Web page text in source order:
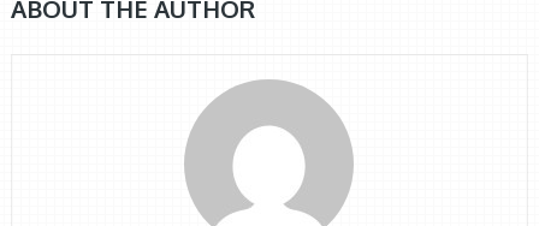
ABOUT THE AUTHOR